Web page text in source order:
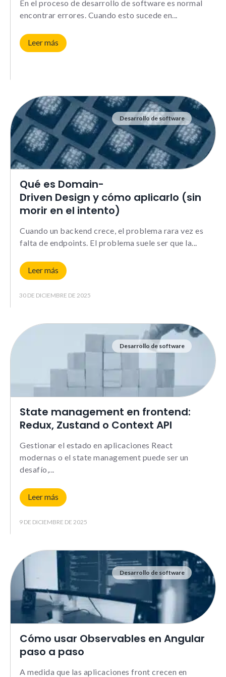
En el proceso de desarrollo de software es normal
encontrar errores. Cuando esto sucede en
Leer más
Desarrollo de software
Qué es Domain-
Driven Design y cómo aplicarlo (sin
morir en el intento)
Cuando un backend crece, el problema rara vez es
falta de endpoints. El problema suele ser que la
Leer más
30 DE DICIEMBRE DE 2025
Desarrollo de software
State management en frontend:
Redux, Zustand o Context API
Gestionar el estado en aplicaciones React
modernas o el state management puede ser un
desafío,
Leer más
9 DE DICIEMBRE DE 2025
Desarrollo de software
Cómo usar Observables en Angular
paso a paso
A medida que las aplicaciones front crecen en
rechazas estas
cookies,
algunas
funcionalidades
no se
mostrarán en
la web.
Marketing
comportamiento
mientras visitas
nuestra web,